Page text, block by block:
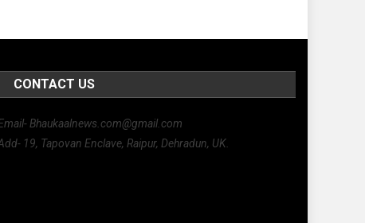
CONTACT US
Bhaukaalnews.com@gmail.com
19, Tapovan Enclave, Raipur, Dehradun, UK.